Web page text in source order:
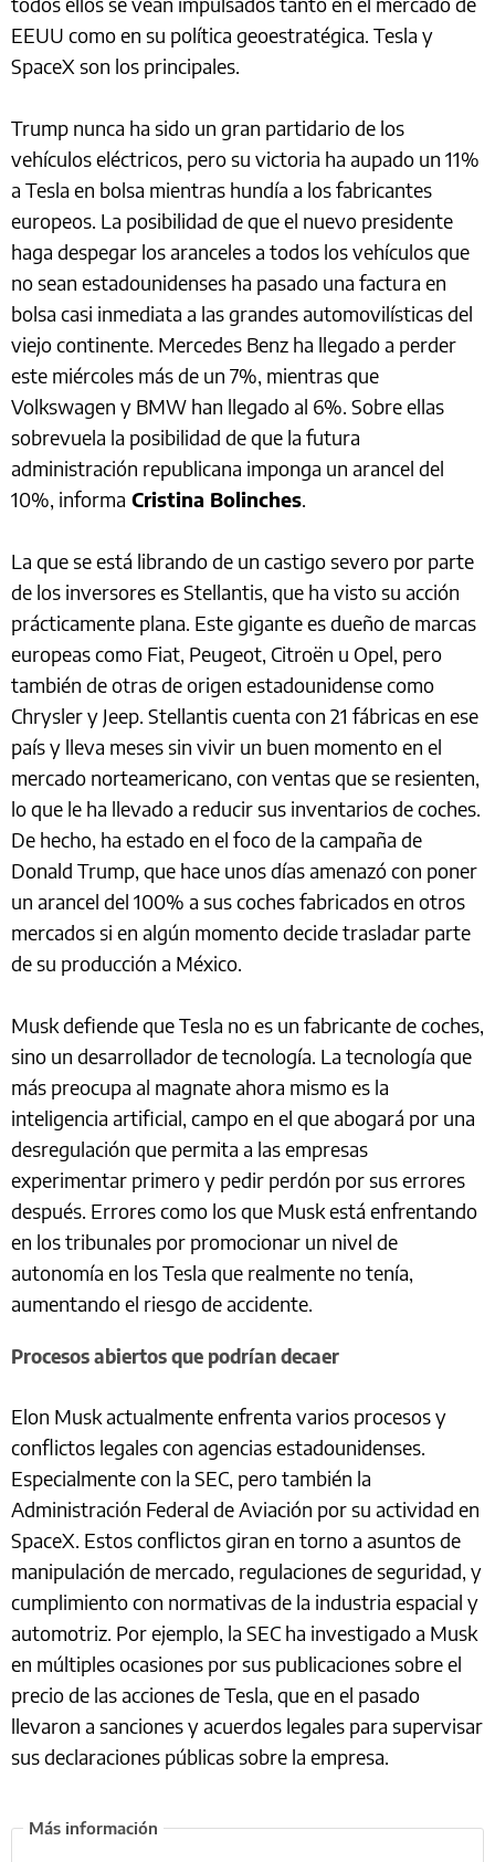
EEUU como en su política geoestratégica. Tesla y
SpaceX son los principales.
Trump nunca ha sido un gran partidario de los
vehículos eléctricos, pero su victoria ha aupado un 11%
a Tesla en bolsa mientras hundía a los fabricantes
europeos. La posibilidad de que el nuevo presidente
haga despegar los aranceles a todos los vehículos que
no sean estadounidenses ha pasado una factura en
bolsa casi inmediata a las grandes automovilísticas del
viejo continente. Mercedes Benz ha llegado a perder
este miércoles más de un 7%, mientras que
Volkswagen y BMW han llegado al 6%. Sobre ellas
sobrevuela la posibilidad de que la futura
administración republicana imponga un arancel del
10%, informa Cristina Bolinches.
La que se está librando de un castigo severo por parte
de los inversores es Stellantis, que ha visto su acción
prácticamente plana. Este gigante es dueño de marcas
europeas como Fiat, Peugeot, Citroën u Opel, pero
también de otras de origen estadounidense como
Chrysler y Jeep. Stellantis cuenta con 21 fábricas en ese
país y lleva meses sin vivir un buen momento en el
mercado norteamericano, con ventas que se resienten,
lo que le ha llevado a reducir sus inventarios de coches.
De hecho, ha estado en el foco de la campaña de
Donald Trump, que hace unos días amenazó con poner
un arancel del 100% a sus coches fabricados en otros
mercados si en algún momento decide trasladar parte
de su producción a México.
Musk defiende que Tesla no es un fabricante de coches,
sino un desarrollador de tecnología. La tecnología que
más preocupa al magnate ahora mismo es la
inteligencia artificial, campo en el que abogará por una
desregulación que permita a las empresas
experimentar primero y pedir perdón por sus errores
después. Errores como los que Musk está enfrentando
en los tribunales por promocionar un nivel de
autonomía en los Tesla que realmente no tenía,
aumentando el riesgo de accidente.
Procesos abiertos que podrían decaer
Elon Musk actualmente enfrenta varios procesos y
conflictos legales con agencias estadounidenses.
Especialmente con la SEC, pero también la
Administración Federal de Aviación por su actividad en
SpaceX. Estos conflictos giran en torno a asuntos de
manipulación de mercado, regulaciones de seguridad, y
cumplimiento con normativas de la industria espacial y
automotriz. Por ejemplo, la SEC ha investigado a Musk
en múltiples ocasiones por sus publicaciones sobre el
precio de las acciones de Tesla, que en el pasado
llevaron a sanciones y acuerdos legales para supervisar
sus declaraciones públicas sobre la empresa.